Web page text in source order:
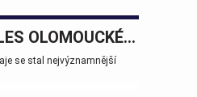
IX. REPREZENTAČNÍ PLES OLOMOUCKÉHO KRAJE
se stal nejvýznamnější